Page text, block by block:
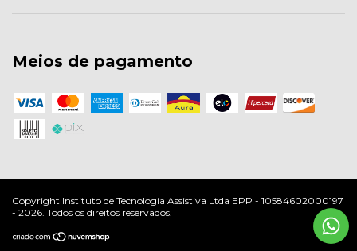
Meios de pagamento
Copyright Instituto de Tecnologia Assistiva Ltda EPP - 10584602000197
- 2026. Todos os direitos reservados.